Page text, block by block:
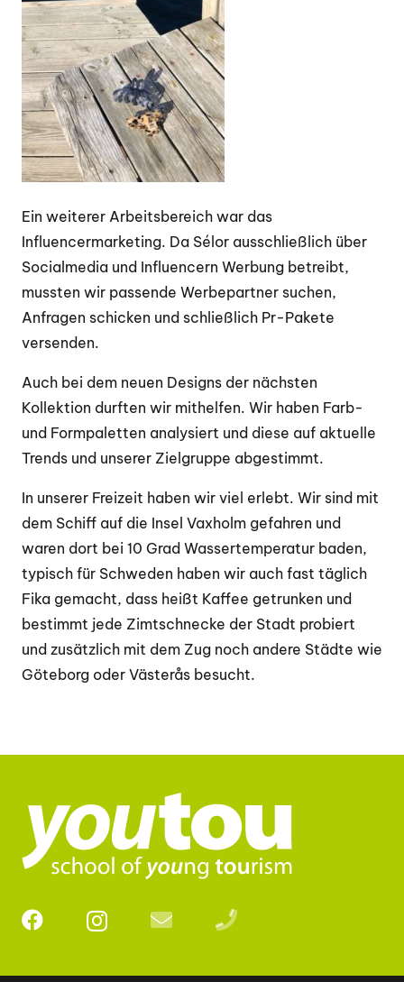
Ein weiterer Arbeitsbereich war das
Influencermarketing. Da Sélor ausschließlich über
Socialmedia und Influencern Werbung betreibt,
mussten wir passende Werbepartner suchen,
Anfragen schicken und schließlich Pr-Pakete
versenden.
Auch bei dem neuen Designs der nächsten
Kollektion durften wir mithelfen. Wir haben Farb-
und Formpaletten analysiert und diese auf aktuelle
Trends und unserer Zielgruppe abgestimmt.
In unserer Freizeit haben wir viel erlebt. Wir sind mit
dem Schiff auf die Insel Vaxholm gefahren und
waren dort bei 10 Grad Wassertemperatur baden,
typisch für Schweden haben wir auch fast täglich
Fika gemacht, dass heißt Kaffee getrunken und
bestimmt jede Zimtschnecke der Stadt probiert
und zusätzlich mit dem Zug noch andere Städte wie
Göteborg oder Västerås besucht.